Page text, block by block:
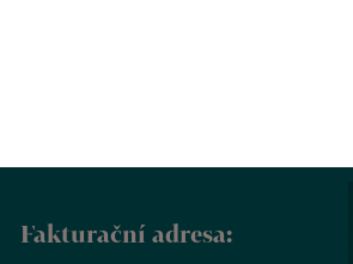
Fakturační adresa: